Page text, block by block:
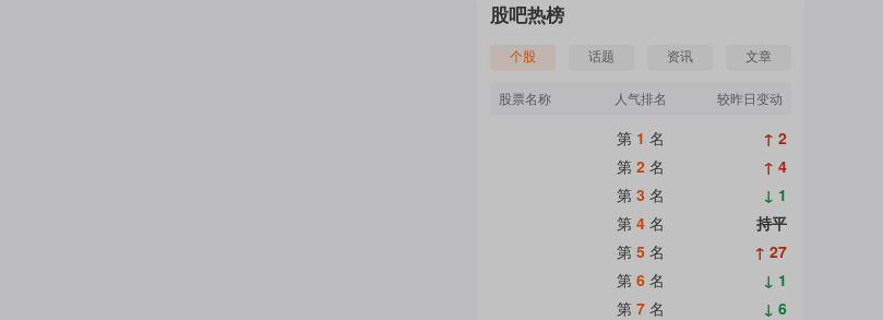
股吧热榜
个股 话题 资讯 文章
股票名称 人气排名 较昨日变动
第 1 名
↑ 2
第 2 名
↑ 4
第 3 名
↓ 1
第 4 名
持平
第 5 名
↑ 27
第 6 名
↓ 1
第 7 名
↓ 6